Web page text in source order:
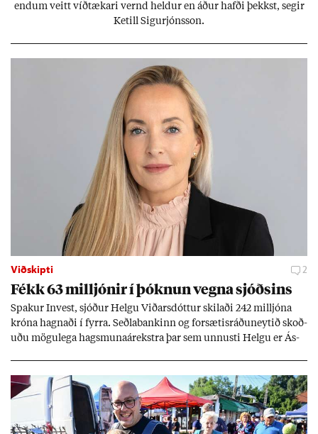
end­um veitt víð­tæk­ari vernd held­ur en áð­ur hafði þekkst, seg­ir
Ketill Sig­ur­jóns­son.
Viðskipti 2
Fékk 63 millj­ón­ir í þókn­un vegna sjóðs­ins
Spak­ur In­vest, sjóð­ur Helgu Við­ars­dótt­ur skil­aði 242 millj­óna
króna hagn­aði í fyrra. Seðla­bank­inn og for­sæt­is­ráðu­neyt­ið skoð­
uðu mögu­lega hags­muna­árekstra þar sem unnusti Helgu er Ás­